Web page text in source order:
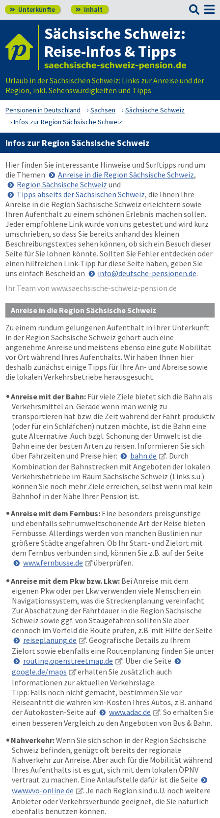
 Unterkünfte  Inhalt 
Sächsische Schweiz:
Reise-Infos & Tipps
Urlaub in der Sächsischen Schweiz: Links zur Anreise und der
Region, inkl. Sehenswürdigkeiten und Tipps
Pensionen in Deutschland Sachsen
Sächsische Schweiz
Infos zur Region Sächsische Schweiz
Infos zur Region Sächsische Schweiz
Hier finden Sie interessante Hinweise und Surftipps rund um
die Themen
Anreise in die Region Sächsische Schweiz,
Region Sächsische Schweiz und
Tipps abseits der Sächsischen Schweiz, die Ihnen Ihre
Anreise in die Region Sächsische Schweiz erleichtern sowie
Ihren Aufenthalt zu einem schönen Erlebnis machen sollen.
Jeder empfohlene Link wurde von uns getestet und wird kurz
umschrieben, so dass Sie bereits anhand des kleinen
Beschreibungstextes sehen können, ob sich ein Besuch dieser
Seite für Sie lohnen könnte. Sollten Sie Fehler entdecken oder
einen hilfreichen Link-Tipp für diese Seite haben, geben Sie
uns einfach Bescheid an
info@deutsche-pensionen.de.
Ihr Team von www.saechsische-schweiz-pension.de
Anreise in die Region Sächsische Schweiz
Zu einem rundum gelungenen Aufenthalt in Ihrer Unterkunft
in der Region Sächsische Schweiz gehört auch eine
angenehme Anreise und meistens ebenso eine gute Mobilität
vor Ort während Ihres Aufenthalts. Wir haben Ihnen hier
deshalb zunächst einige Tipps für Ihre An- und Abreise sowie
die lokalen Verkehrsbetriebe herausgesucht.
Anreise mit der Bahn: Für viele Ziele bietet sich die Bahn als
Verkehrsmittel an. Gerade wenn man wenig zu
transportieren hat bzw. die Zeit während der Fahrt produktiv
(oder für ein Schläfchen) nutzen möchte, ist die Bahn eine
gute Alternative. Auch bzgl. Schonung der Umwelt ist die
Bahn eine der besten Arten zu reisen. Informieren Sie sich
über Fahrzeiten und Preise hier:
bahn.de
. Durch
Kombination der Bahnstrecken mit Angeboten der lokalen
Verkehrsbetriebe im Raum Sächsische Schweiz (Links s.u.)
können Sie noch mehr Ziele erreichen, selbst wenn mal kein
Bahnhof in der Nähe Ihrer Pension ist.
Anreise mit dem Fernbus: Eine besonders preisgünstige
und ebenfalls sehr umweltschonende Art der Reise bieten
Fernbusse. Allerdings werden von manchen Buslinien nur
größere Städte angefahren. Ob Ihr Start- und Zielort mit
dem Fernbus verbunden sind, können Sie z.B. auf der Seite
www.fernbusse.de
überprüfen.
Anreise mit dem Pkw bzw. Lkw: Bei Anreise mit dem
eigenen Pkw oder per Lkw verwenden viele Menschen ein
Navigationssystem, was die Streckenplanung vereinfacht.
Zur Abschätzung der Fahrtdauer in die Region Sächsische
Schweiz sowie ggf. von Staugefahren sollten Sie aber
dennoch im Vorfeld die Route prüfen, z.B. mit Hilfe der Seite
reiseplanung.de
. Geografische Details zu Ihrem
Zielort sowie ebenfalls eine Routenplanung finden Sie unter
routing.openstreetmap.de
. Über die Seite
google.de/maps
erhalten Sie zusätzlich auch
Informationen zur aktuellen Verkehrslage.
Tipp: Falls noch nicht gemacht, bestimmen Sie vor
Reiseantritt die wahren km-Kosten Ihres Autos, z.B. anhand
der Autokosten-Seite auf
www.adac.de
. So erhalten Sie
einen besseren Vergleich zu den Angeboten von Bus & Bahn.
Nahverkehr:Wenn Sie sich schon in der Region Sächsische
Schweiz befinden, genügt oft bereits der regionale
Nahverkehr zur Anreise. Aber auch für die Mobilität während
Ihres Aufenthalts ist es gut, sich mit dem lokalen ÖPNV
vertraut zu machen. Eine Anlaufstelle dafür ist die Seite
www.vvo-online.de
. Je nach Region sind u.U. noch weitere
Anbieter oder Verkehrsverbünde geeignet, die Sie natürlich
ebenfalls benutzen können.